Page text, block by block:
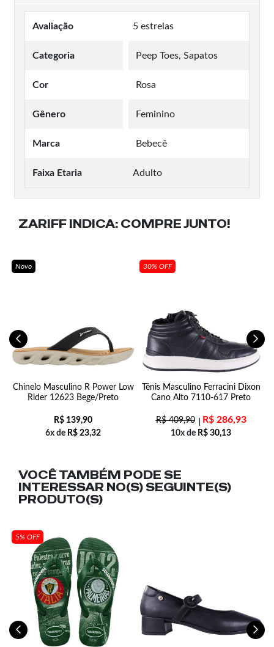
Avaliação 5 estrelas
Categoria Peep Toes, Sapatos
Cor Rosa
Gênero Feminino
Marca Bebecê
Faixa Etaria Adulto
ZARIFF INDICA: COMPRE JUNTO!
Novo
Chinelo Masculino R Power Low
Rider 12623 Bege/Preto
R$ 139,90
6x de R$ 23,32
30% OFF
Tênis Masculino Ferracini Dixon
Cano Alto 7110-617 Preto
R$409,90 R$286,93
10x de R$ 30,13
VOCÊ TAMBÉM PODE SE
INTERESSAR NO(S) SEGUINTE(S)
PRODUTO(S)
5% OFF